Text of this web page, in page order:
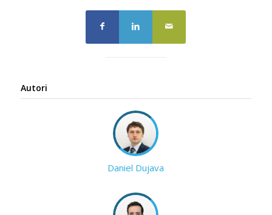
Autori
Daniel Dujava